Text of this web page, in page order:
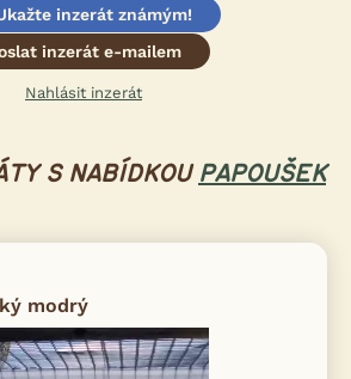
inzerát známým!
inzerát e-mailem
Nahlásit inzerát
S NABÍDKOU PAPOUŠEK
modrý